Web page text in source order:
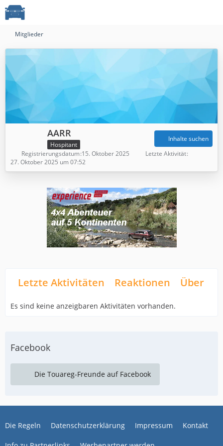
Mitglieder
AARR
Hospitant
Inhalte suchen
Registrierungsdatum 15. Oktober 2025
Letzte Aktivität
27. Oktober 2025 um 07:52
Letzte Aktivitäten Reaktionen Über
Es sind keine anzeigbaren Aktivitäten vorhanden.
Facebook
Die Touareg-Freunde auf Facebook
Die Regeln Datenschutzerklärung Impressum Kontakt